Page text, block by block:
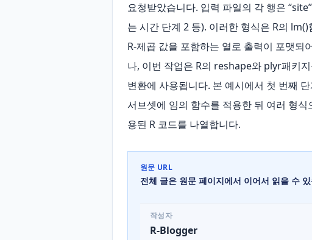
요청받았습니다. 입력 파일의 각 행은
는 시간 단계 2 등). 이러한 형식은 R의
R‑제곱 값을 포함하는 열로 출력이 포맷
나, 이번 작업은 R의 reshape와 plyr패키
변환에 사용됩니다. 본 예시에서 첫 번째
서브셋에 임의 함수를 적용한 뒤 여러 형
용된 R 코드를 나열합니다.
원문 URL
전체 글은 원문 페이지에서 이어서 읽을 수
작성자
R-Blogger